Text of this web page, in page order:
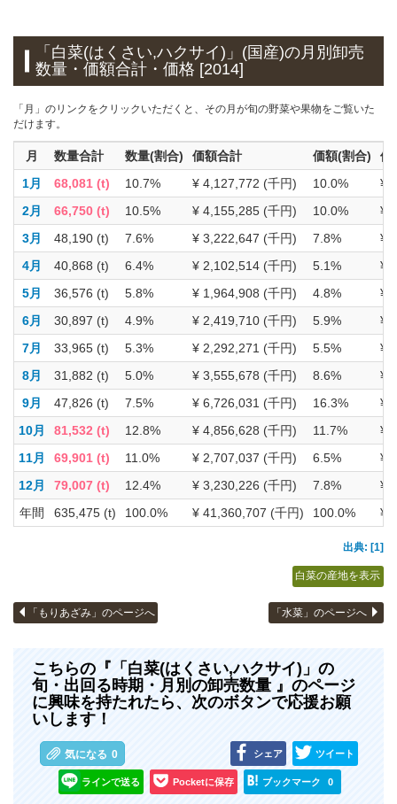
「白菜(はくさい,ハクサイ)」(国産)の月別卸売
数量・価額合計・価格 [2014]
「月」のリンクをクリックいただくと、その月が旬の野菜や果物をご覧いた
だけます。
月 数量合計 数量(割合) 価額合計 価額(割合)
価
1月
68,081 (t) 10.7% ¥ 4,127,772 (千円) 10.0%
¥
2月
66,750 (t) 10.5% ¥ 4,155,285 (千円) 10.0%
¥
3月
48,190 (t) 7.6% ¥ 3,222,647 (千円) 7.8%
¥
4月
40,868 (t) 6.4% ¥ 2,102,514 (千円) 5.1%
¥
5月
36,576 (t) 5.8% ¥ 1,964,908 (千円) 4.8%
¥
6月
30,897 (t) 4.9% ¥ 2,419,710 (千円) 5.9%
¥
7月
33,965 (t) 5.3% ¥ 2,292,271 (千円) 5.5%
¥
8月
31,882 (t) 5.0% ¥ 3,555,678 (千円) 8.6%
¥
9月
47,826 (t) 7.5% ¥ 6,726,031 (千円) 16.3%
¥
10月
81,532 (t) 12.8% ¥ 4,856,628 (千円) 11.7%
¥
11月
69,901 (t) 11.0% ¥ 2,707,037 (千円) 6.5%
¥
12月
79,007 (t) 12.4% ¥ 3,230,226 (千円) 7.8%
¥
年間
635,475 (t) 100.0% ¥ 41,360,707 (千円) 100.0% ¥
出典: [1]
白菜の産地を表示
「もりあざみ」のページへ 「水菜」のページへ
こちらの『「白菜(はくさい,ハクサイ)」の
旬・出回る時期・月別の卸売数量 』のページ
に興味を持たれたら、次のボタンで応援お願
いします！
気になる 0 シェア ツイート
ラインで送る Pocketに保存 ブックマーク 0